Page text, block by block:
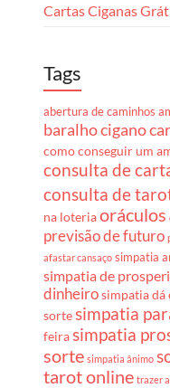
Cartas Ciganas
Tags
abertura de caminhos
baralho cigano
como conseguir um
consulta de
consulta de
na loteriaoráculos
previsão de futuro
afastar cansaço simpatia
simpatia de
dinheirosimpatia dá
sortesimpatia
feirasimpatia
sorte simpatia ânimo
tarot online trazer